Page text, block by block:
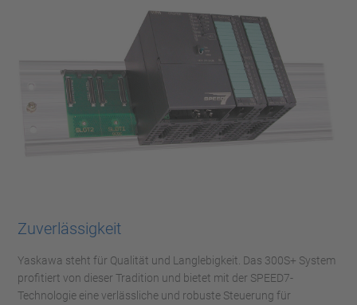
Zuverlässigkeit
Yaskawa steht für Qualität und Langlebigkeit. Das 300S+ System
profitiert von dieser Tradition und bietet mit der SPEED7-
Technologie eine verlässliche und robuste Steuerung für